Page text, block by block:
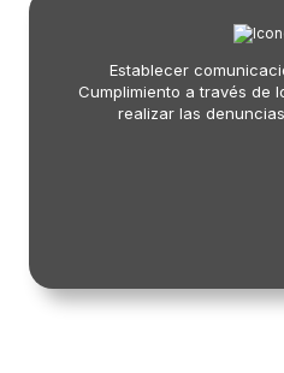
Establecer
Cumplimiento a través de
realizar las